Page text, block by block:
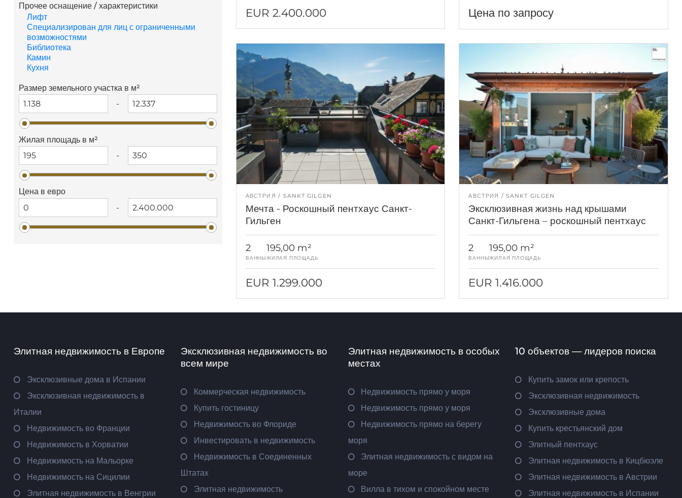
Прочее оснащение / характеристики
Лифт
Специализирован для лиц с ограниченными
возможностями
Библиотека
Камин
Кухня
Размер земельного участка в м²
-
Жилая площадь в м²
-
Цена в евро
-
EUR 2.400.000 Цена по запросу
АВСТРИЯ SANKT GILGEN
Мечта - Роскошный пентхаус Санкт-
Гильген
2
ВАННЫ
195,00 m²
ЖИЛАЯ ПЛОЩАДЬ
EUR 1.299.000
АВСТРИЯ SANKT GILGEN
Эксклюзивная жизнь над крышами
Санкт-Гильгена – роскошный пентхаус
2
ВАННЫ
195,00 m²
ЖИЛАЯ ПЛОЩАДЬ
EUR 1.416.000
Элитная недвижимость в Европе
Эксклюзивные дома в Испании
Эксклюзивная недвижимость в
Италии
Недвижимость во Франции
Недвижимость в Хорватии
Недвижимость на Мальорке
Недвижимость на Сицилии
Элитная недвижимость в Венгрии
Эксклюзивная недвижимость во
всем мире
Коммерческая недвижимость
Купить гостиницу
Недвижимость во Флориде
Инвестировать в недвижимость
Недвижимость в Соединенных
Штатах
Элитная недвижимость
Элитная недвижимость в особых
местах
Недвижимость прямо у моря
Недвижимость прямо у моря
Недвижимость прямо на берегу
моря
Элитная недвижимость с видом на
море
Вилла в тихом и спокойном месте
10 объектов — лидеров поиска
Купить замок или крепость
Эксклюзивная недвижимость
Эксклюзивные дома
Купить крестьянский дом
Элитный пентхаус
Элитная недвижимость в Кицбюэле
Элитная недвижимость в Австрии
Элитная недвижимость в Испании